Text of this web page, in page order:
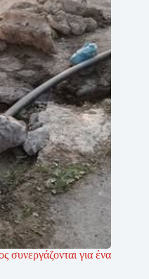
συνεργάζονται για ένα